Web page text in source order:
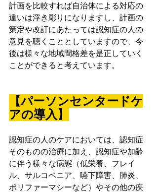
計画を比較すれば自治体による対応の
違いは浮き彫りになりますし、計画の
策定や改訂にあたっては認知症の人の
意見を聴くこととしていますので、今
後は様々な地域間格差を是正していく
ことができると考えています。
【パーソンセンタードケ
アの導入】
認知症の人のケアにおいては、認知症
そのものの治療に加え、認知症や加齢
に伴う様々な病態（低栄養、フレイ
ル、サルコペニア、嚥下障害、肺炎、
ポリファーマシーなど）やその他の疾